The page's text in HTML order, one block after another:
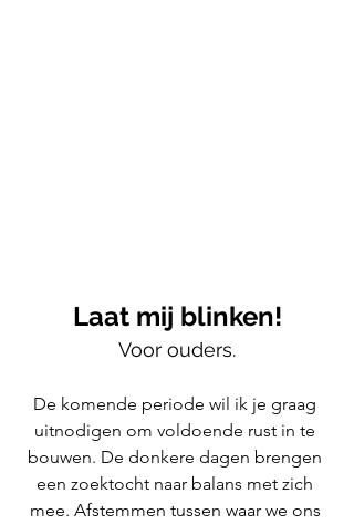
Laat mij blinken!
Voor ouders.
De komende periode wil ik je graag
uitnodigen om voldoende rust in te
bouwen. De donkere dagen brengen
een zoektocht naar balans met zich
mee. Afstemmen tussen waar we ons